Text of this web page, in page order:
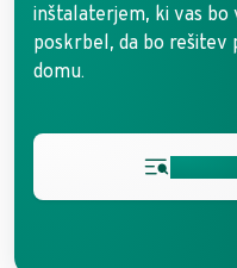
inštalaterjem, ki vas bo
poskrbel, da bo rešitev
domu.